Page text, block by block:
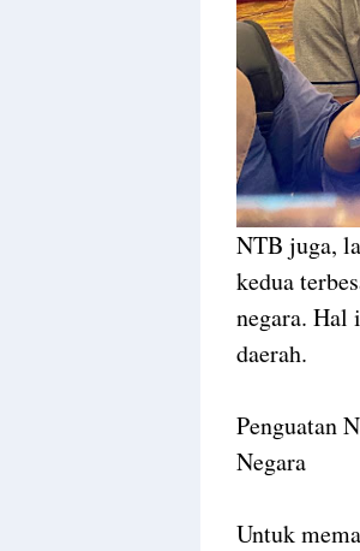
NTB juga,
kedua
negara. Hal
daerah.
Penguatan
Negara
Untuk